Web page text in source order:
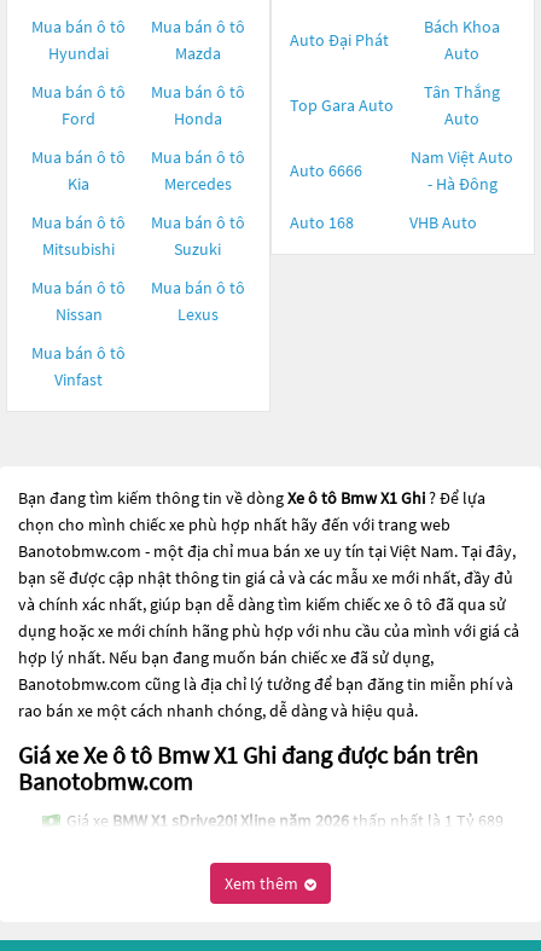
Mua bán ô tô
Hyundai
Mua bán ô tô
Mazda
Mua bán ô tô
Ford
Mua bán ô tô
Honda
Mua bán ô tô
Kia
Mua bán ô tô
Mercedes
Mua bán ô tô
Mitsubishi
Mua bán ô tô
Suzuki
Mua bán ô tô
Nissan
Mua bán ô tô
Lexus
Mua bán ô tô
Vinfast
Auto Đại Phát
Bách Khoa
Auto
Top Gara Auto
Tân Thắng
Auto
Auto 6666
Nam Việt Auto
- Hà Đông
Auto 168
VHB Auto
Bạn đang tìm kiếm thông tin về dòngXe ô tô Bmw X1 Ghi? Để lựa
chọn cho mình chiếc xe phù hợp nhất hãy đến với trang web
Banotobmw.com - một địa chỉ mua bán xe uy tín tại Việt Nam. Tại đây,
bạn sẽ được cập nhật thông tin giá cả và các mẫu xe mới nhất, đầy đủ
và chính xác nhất, giúp bạn dễ dàng tìm kiếm chiếc xe ô tô đã qua sử
dụng hoặc xe mới chính hãng phù hợp với nhu cầu của mình với giá cả
hợp lý nhất. Nếu bạn đang muốn bán chiếc xe đã sử dụng,
Banotobmw.com cũng là địa chỉ lý tưởng để bạn đăng tin miễn phí và
rao bán xe một cách nhanh chóng, dễ dàng và hiệu quả.
Giá xe Xe ô tô Bmw X1 Ghi đang được bán trên
Banotobmw.com
Giá xe BMW X1 sDrive20i Xline năm 2026thấp nhất là 1 Tỷ 689
BMW X1 sDrive18i năm 2016thấp nhất là 285 Triệu
Xem thêm